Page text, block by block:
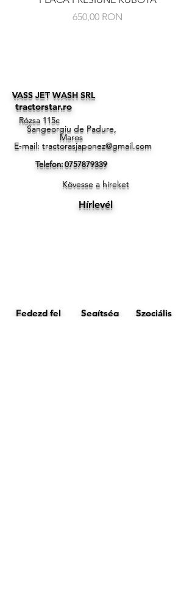
Ár
650,00 RON
VASS JET WASH SRL
tractorstar.ro
Rózsa 115c
Sangeorgiu de Padure,
Maros
E-mail: tractorasjaponez@gmail.com
Telefon:0757879339
Kövesse a híreket
Hírlevél
Fedezd fel Segítség Szociális